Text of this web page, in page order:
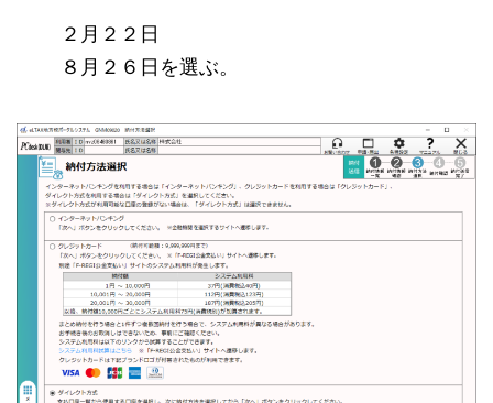
２月２２日
８月２６日を選ぶ。